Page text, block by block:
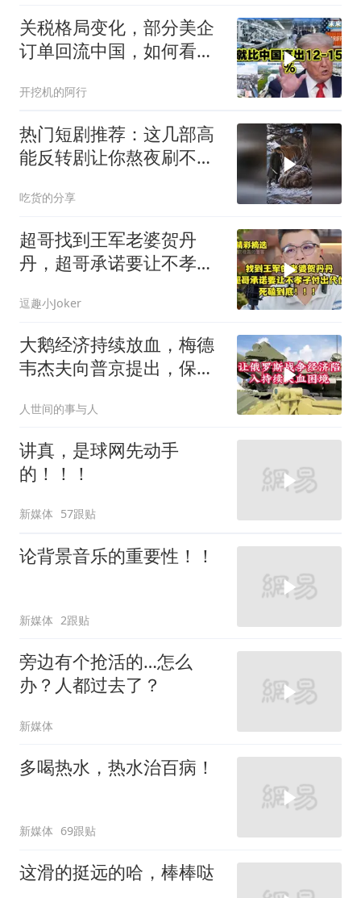
关税格局变化，部分美企
订单回流中国，如何看待
听听
开挖机的阿行
热门短剧推荐：这几部高
能反转剧让你熬夜刷不
吃货的分享
超哥找到王军老婆贺丹
丹，超哥承诺要让不孝子
逗趣小Joker
大鹅经济持续放血，梅德
韦杰夫向普京提出，保住
人世间的事与人
讲真，是球网先动手
的！！！
新媒体 57跟贴
论背景音乐的重要性！！
新媒体 2跟贴
旁边有个抢活的…怎么
办？人都过去了？
新媒体
多喝热水，热水治百病！
新媒体 69跟贴
这滑的挺远的哈，棒棒哒